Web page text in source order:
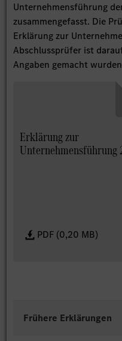
Unternehmensführung
zusammengefasst. Die
Erklärung zur
Abschlussprüfer ist
Angaben gemacht
Erklärung zur
Unternehmensführung
PDF (0,20 MB)
Frühere Erklärungen